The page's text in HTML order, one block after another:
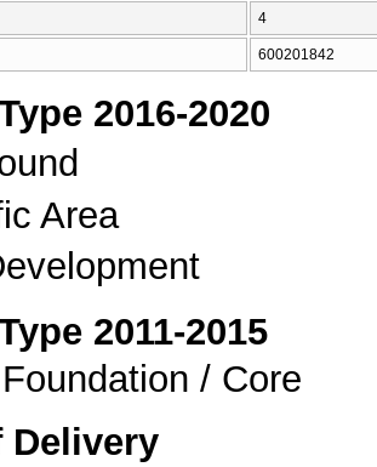
4
600201842
2016-2020
Area
2011-2015
/ Core
Delivery